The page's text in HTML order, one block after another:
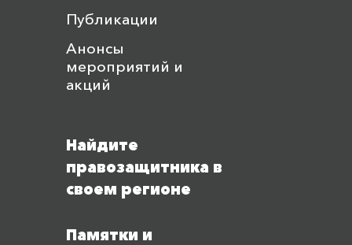
Публикации
Анонсы
мероприятий и
акций
Найдите
правозащитника в
своем регионе
Памятки и